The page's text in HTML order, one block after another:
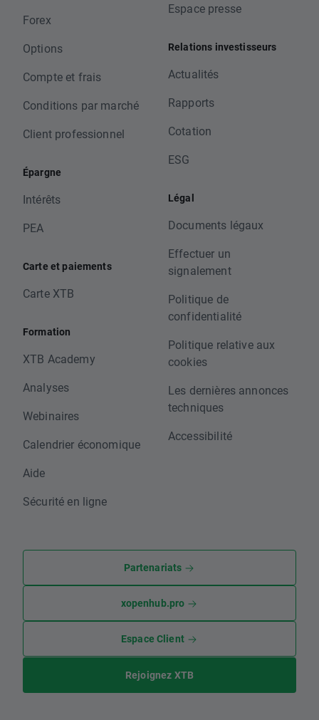
Forex
Options
Compte et frais
Conditions par marché
Client professionnel
Épargne
Intérêts
PEA
Carte et paiements
Carte XTB
Formation
XTB Academy
Analyses
Webinaires
Calendrier économique
Aide
Sécurité en ligne
Espace presse
Relations investisseurs
Actualités
Rapports
Cotation
ESG
Légal
Documents légaux
Effectuer un
signalement
Politique de
confidentialité
Politique relative aux
cookies
Les dernières annonces
techniques
Accessibilité
Partenariats
xopenhub.pro
Espace Client
Rejoignez XTB